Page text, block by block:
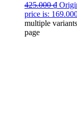
425.000₫
price is:
multiple
page